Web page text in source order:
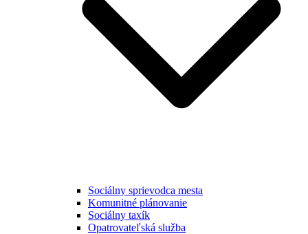
Sociálny sprievodca mesta
Komunitné plánovanie
Sociálny taxík
Opatrovateľská služba